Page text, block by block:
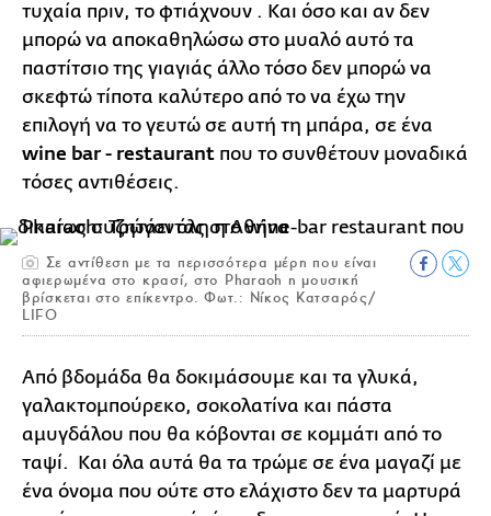
τυχαία πριν, το φτιάχνουν . Και όσο και αν δεν
μπορώ να αποκαθηλώσω στο μυαλό αυτό τα
παστίτσιο της γιαγιάς άλλο τόσο δεν μπορώ να
σκεφτώ τίποτα καλύτερο από το να έχω την
επιλογή να το γευτώ σε αυτή τη μπάρα, σε ένα
wine bar - restaurant που το συνθέτουν μοναδικά
τόσες αντιθέσεις.
Σε αντίθεση με τα περισσότερα μέρη που είναι
αφιερωμένα στο κρασί, στο Pharaoh η μουσική
βρίσκεται στο επίκεντρο. Φωτ.: Νίκος Κατσαρός/
LIFO
Από βδομάδα θα δοκιμάσουμε και τα γλυκά,
γαλακτομπούρεκο, σοκολατίνα και πάστα
αμυγδάλου που θα κόβονται σε κομμάτι από το
ταψί. Και όλα αυτά θα τα τρώμε σε ένα μαγαζί με
ένα όνομα που ούτε στο ελάχιστο δεν τα μαρτυρά